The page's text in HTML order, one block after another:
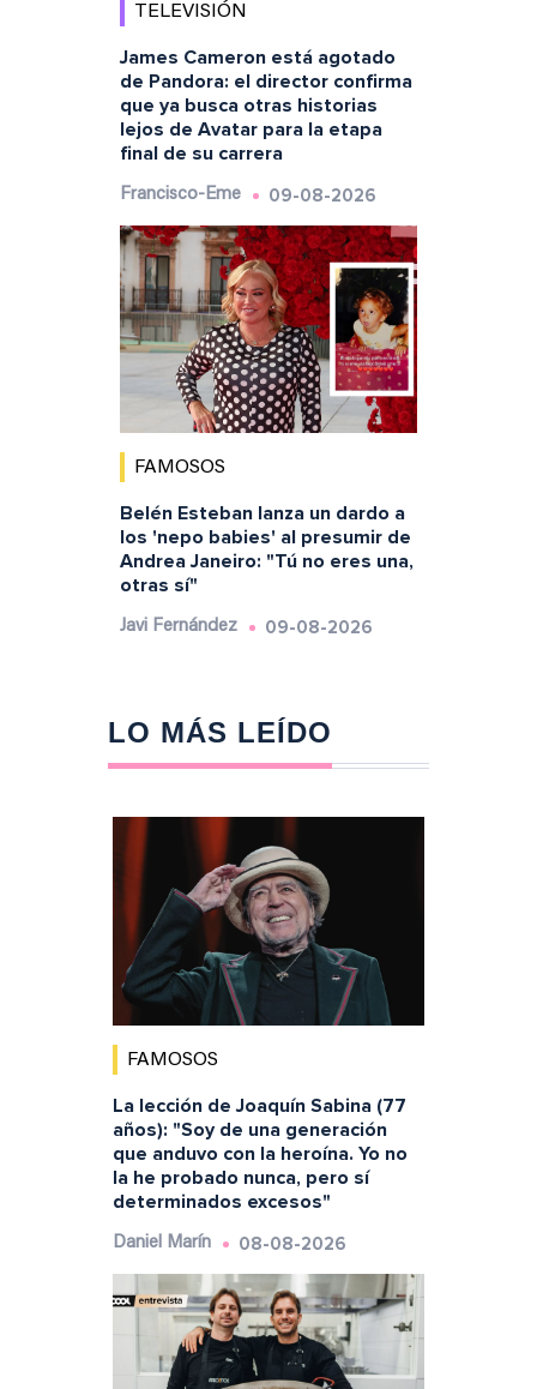
TELEVISIÓN
James Cameron está agotado
de Pandora: el director confirma
que ya busca otras historias
lejos de Avatar para la etapa
final de su carrera
Francisco-Eme 09-08-2026
FAMOSOS
Belén Esteban lanza un dardo a
los 'nepo babies' al presumir de
Andrea Janeiro: "Tú no eres una,
otras sí"
Javi Fernández 09-08-2026
LO MÁS LEÍDO
FAMOSOS
La lección de Joaquín Sabina (77
años): "Soy de una generación
que anduvo con la heroína. Yo no
la he probado nunca, pero sí
determinados excesos"
Daniel Marín 08-08-2026